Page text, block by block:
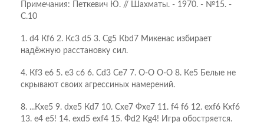
Примечания: Петкевич Ю. // Шахматы. - 1970. - №15. -
С.10
1. d4 Кf6 2. Кc3 d5 3. Сg5 Кbd7 Микенас избирает
надёжную расстановку сил.
4. Кf3 e6 5. e3 c6 6. Сd3 Сe7 7. O-O O-O 8. Кe5 Белые не
скрывают своих агрессиных намерений.
8. ...Кxe5 9. dxe5 Кd7 10. Сxe7 Фxe7 11. f4 f6 12. exf6 Кxf6
13. e4 e5! 14. exd5 exf4 15. Фd2 Кg4! Игра обостряется.